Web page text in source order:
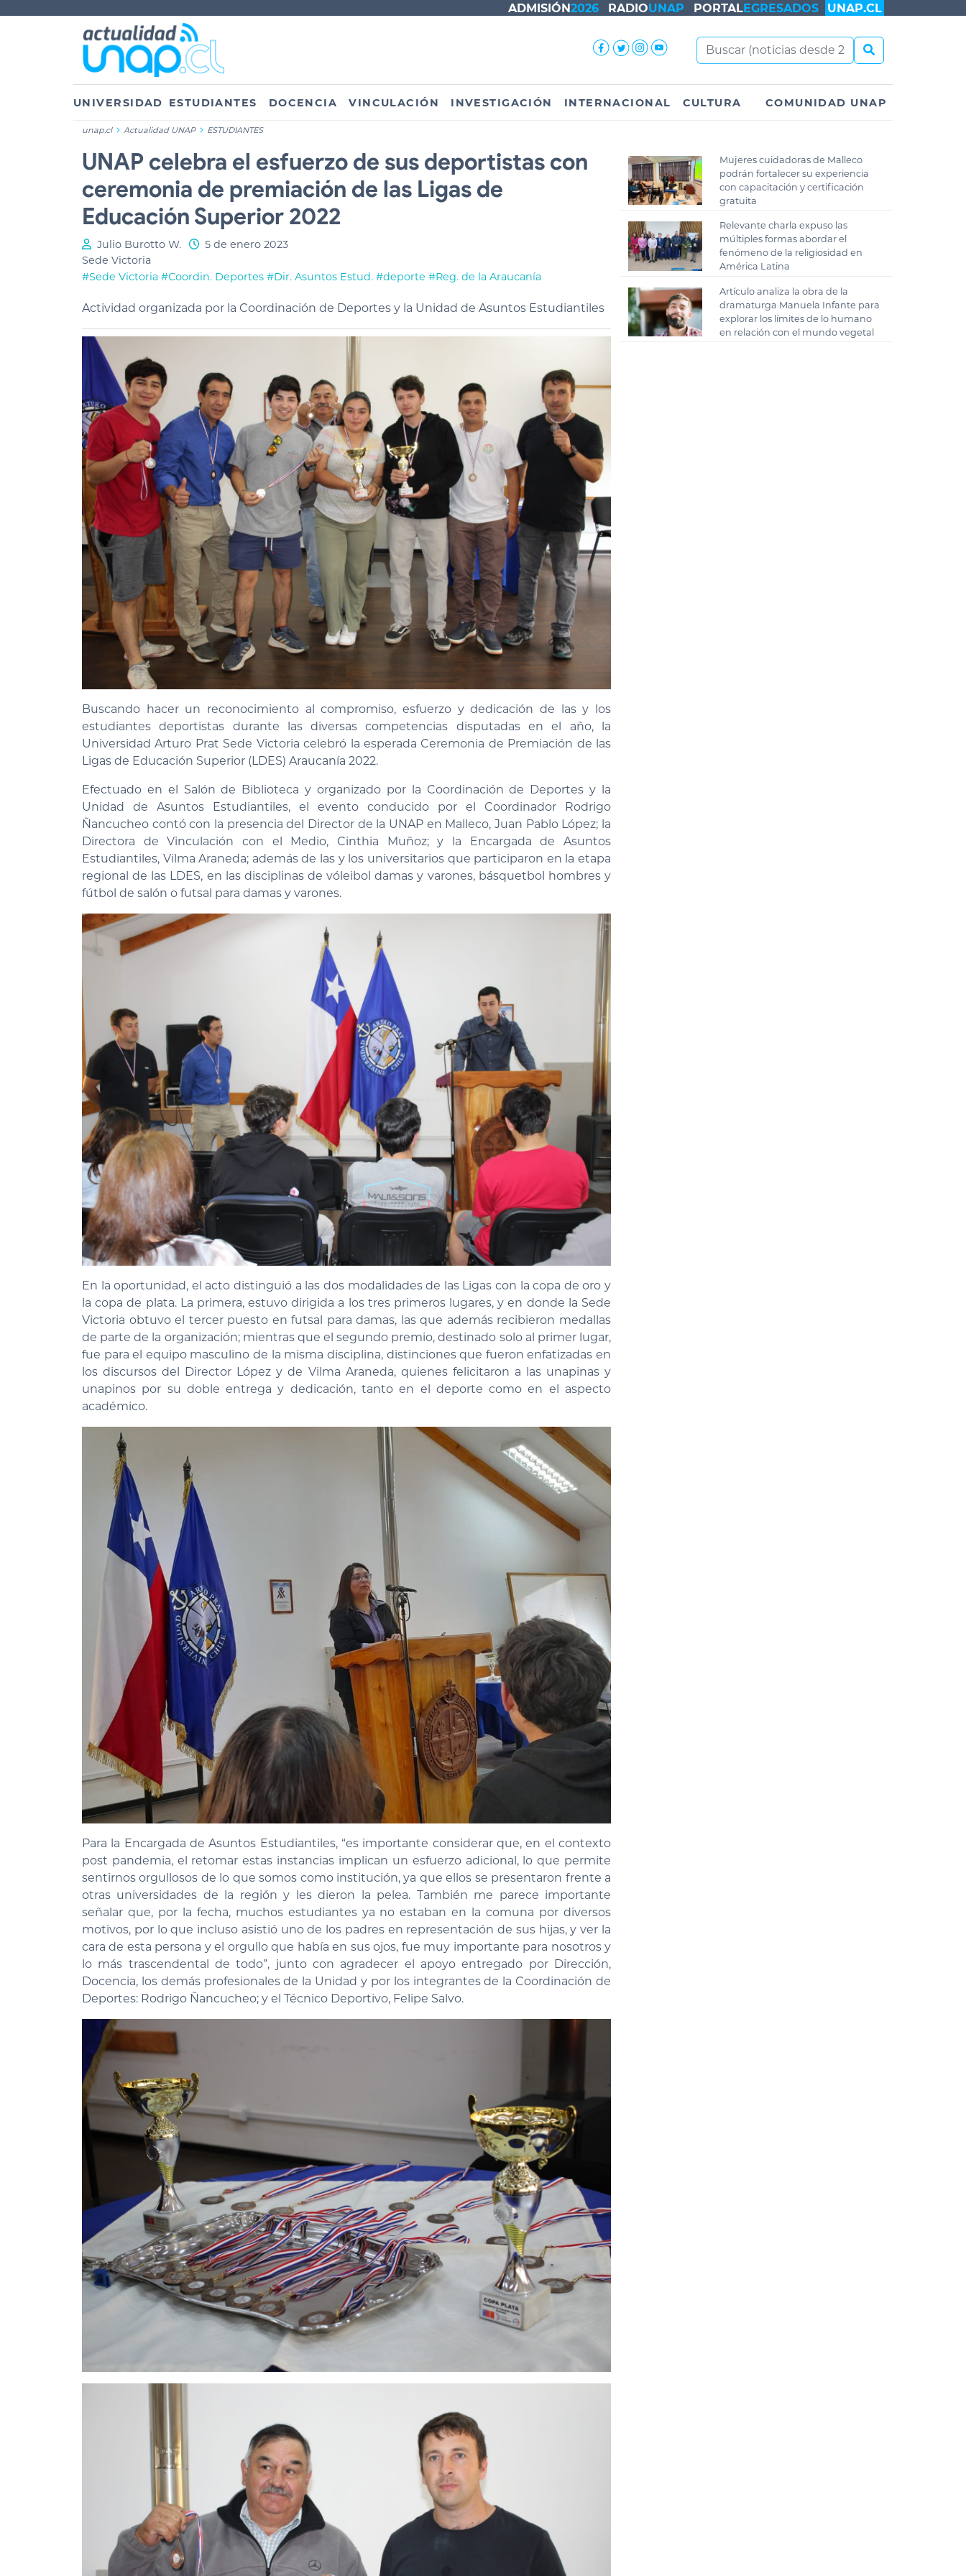
ADMISIÓN2026 RADIOUNAP PORTALEGRESADOS UNAP.CL
UNIVERSIDAD ESTUDIANTES DOCENCIA VINCULACIÓN INVESTIGACIÓN INTERNACIONAL CULTURA COMUNIDAD UNAP
unap.cl Actualidad UNAP ESTUDIANTES
UNAP celebra el esfuerzo de sus deportistas con
ceremonia de premiación de las Ligas de
Educación Superior 2022
Julio Burotto W.
5 de enero 2023
Sede Victoria
#Sede Victoria #Coordin. Deportes #Dir. Asuntos Estud. #deporte #Reg. de la Araucanía
Actividad organizada por la Coordinación de Deportes y la Unidad de Asuntos Estudiantiles
Buscando hacer un reconocimiento al compromiso, esfuerzo y dedicación de las y los
estudiantes deportistas durante las diversas competencias disputadas en el año, la
Universidad Arturo Prat Sede Victoria celebró la esperada Ceremonia de Premiación de las
Ligas de Educación Superior (LDES) Araucanía 2022.
Efectuado en el Salón de Biblioteca y organizado por la Coordinación de Deportes y la
Unidad de Asuntos Estudiantiles, el evento conducido por el Coordinador Rodrigo
Ñancucheo contó con la presencia del Director de la UNAP en Malleco, Juan Pablo López; la
Directora de Vinculación con el Medio, Cinthia Muñoz; y la Encargada de Asuntos
Estudiantiles, Vilma Araneda; además de las y los universitarios que participaron en la etapa
regional de las LDES, en las disciplinas de vóleibol damas y varones, básquetbol hombres y
fútbol de salón o futsal para damas y varones.
En la oportunidad, el acto distinguió a las dos modalidades de las Ligas con la copa de oro y
la copa de plata. La primera, estuvo dirigida a los tres primeros lugares, y en donde la Sede
Victoria obtuvo el tercer puesto en futsal para damas, las que además recibieron medallas
de parte de la organización; mientras que el segundo premio, destinado solo al primer lugar,
fue para el equipo masculino de la misma disciplina, distinciones que fueron enfatizadas en
los discursos del Director López y de Vilma Araneda, quienes felicitaron a las unapinas y
unapinos por su doble entrega y dedicación, tanto en el deporte como en el aspecto
académico.
Para la Encargada de Asuntos Estudiantiles, “es importante considerar que, en el contexto
post pandemia, el retomar estas instancias implican un esfuerzo adicional, lo que permite
sentirnos orgullosos de lo que somos como institución, ya que ellos se presentaron frente a
otras universidades de la región y les dieron la pelea. También me parece importante
señalar que, por la fecha, muchos estudiantes ya no estaban en la comuna por diversos
motivos, por lo que incluso asistió uno de los padres en representación de sus hijas, y ver la
cara de esta persona y el orgullo que había en sus ojos, fue muy importante para nosotros y
lo más trascendental de todo”, junto con agradecer el apoyo entregado por Dirección,
Docencia, los demás profesionales de la Unidad y por los integrantes de la Coordinación de
Deportes: Rodrigo Ñancucheo; y el Técnico Deportivo, Felipe Salvo.
Mujeres cuidadoras de Malleco
podrán fortalecer su experiencia
con capacitación y certificación
gratuita
Relevante charla expuso las
múltiples formas abordar el
fenómeno de la religiosidad en
América Latina
Artículo analiza la obra de la
dramaturga Manuela Infante para
explorar los límites de lo humano
en relación con el mundo vegetal